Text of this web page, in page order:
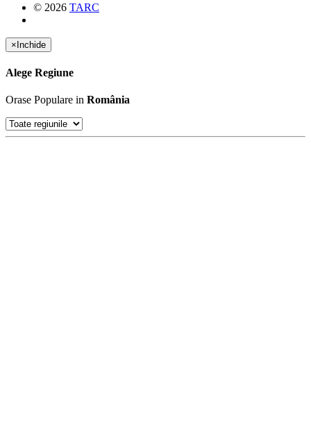
© 2026 TARC
× Inchide
Alege Regiune
Orase Populare in România